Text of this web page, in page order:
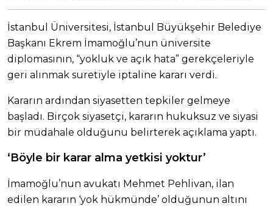
İstanbul Üniversitesi, İstanbul Büyükşehir Belediye
Başkanı Ekrem İmamoğlu’nun üniversite
diplomasının, “yokluk ve açık hata” gerekçeleriyle
geri alınmak suretiyle iptaline kararı verdi.
Kararın ardından siyasetten tepkiler gelmeye
başladı. Birçok siyasetçi, kararın hukuksuz ve siyasi
bir müdahale olduğunu belirterek açıklama yaptı.
‘Böyle bir karar alma yetkisi yoktur’
İmamoğlu’nun avukatı Mehmet Pehlivan, ilan
edilen kararın ‘yok hükmünde’ olduğunun altını